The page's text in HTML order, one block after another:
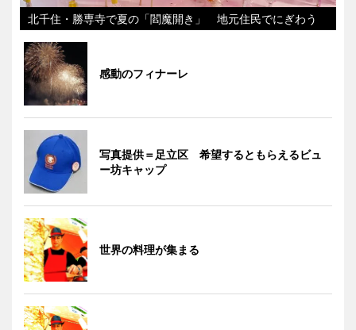
北千住・勝専寺で夏の「閻魔開き」 地元住民でにぎわう
感動のフィナーレ
写真提供＝足立区 希望するともらえるビュ
ー坊キャップ
世界の料理が集まる